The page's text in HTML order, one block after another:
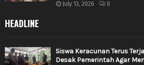
July 13, 2026 0
HEADLINE
Siswa Keracunan Terus
Desak Pemerintah Agar